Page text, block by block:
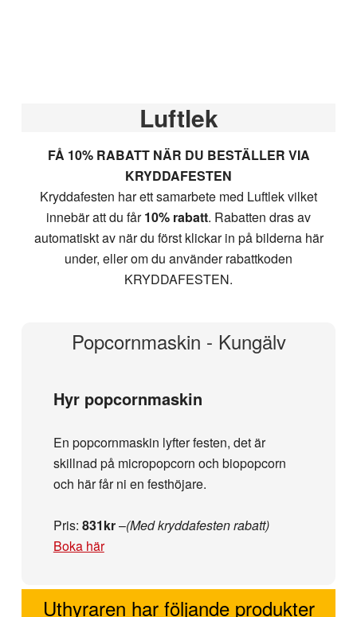
Luftlek
FÅ 10% RABATT NÄR DU BESTÄLLER VIA
KRYDDAFESTEN
Kryddafesten har ett samarbete med Luftlek vilket
innebär att du får10% rabatt. Rabatten dras av
automatiskt av när du först klickar in på bilderna här
under, eller om du använder rabattkoden
KRYDDAFESTEN.
Popcornmaskin - Kungälv
Hyr popcornmaskin
En popcornmaskin lyfter festen, det är
skillnad på micropopcorn och biopopcorn
och här får ni en festhöjare.
Pris: 831kr–(Med kryddafesten rabatt)
Boka här
Uthyraren har följande produkter